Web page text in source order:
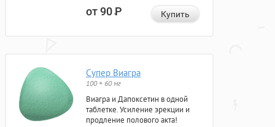
от 90Р Купить
Супер Виагра
100 + 60 мг
Виагра и Дапоксетин в одной
таблетке. Усиление эрекции и
продление полового акта!